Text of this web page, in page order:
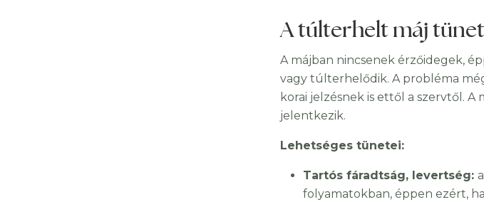
A túlterhelt máj
A májban nincsenek érzőidegek,
vagy túlterhelődik. A probléma
korai jelzésnek is ettől a szervtől.
jelentkezik.
Lehetséges tünetei:
Tartós fáradtság, levertség:
folyamatokban, éppen ezért,